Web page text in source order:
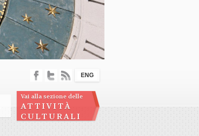
Vai alla sezione delle
ATTIVITÀ
CULTURALI
ENG